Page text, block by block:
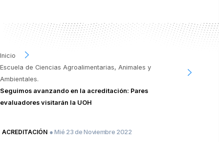
Inicio
Escuela de Ciencias Agroalimentarias, Animales y
Ambientales.
Seguimos avanzando en la acreditación: Pares
evaluadores visitarán la UOH
ACREDITACIÓN ● Mié 23 de Noviembre 2022